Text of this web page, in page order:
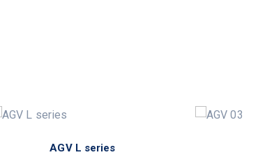
AGV L series